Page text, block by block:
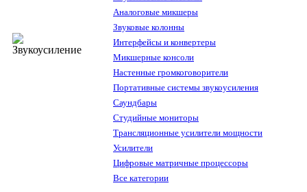
Аналоговые микшеры
Звуковые колонны
Интерфейсы и конвертеры
Микшерные консоли
Настенные громкоговорители
Портативные системы звукоусиления
Саундбары
Студийные мониторы
Трансляционные усилители мощности
Усилители
Цифровые матричные процессоры
Все категории